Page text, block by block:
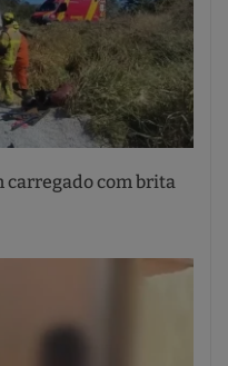
com brita